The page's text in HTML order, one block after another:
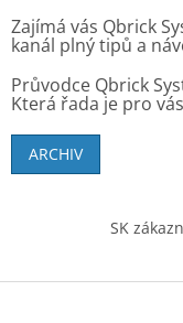
Zajímá vás Qbrick
kanál plný tipů a
Průvodce Qbrick
Která řada je pro
ARCHIV
SK